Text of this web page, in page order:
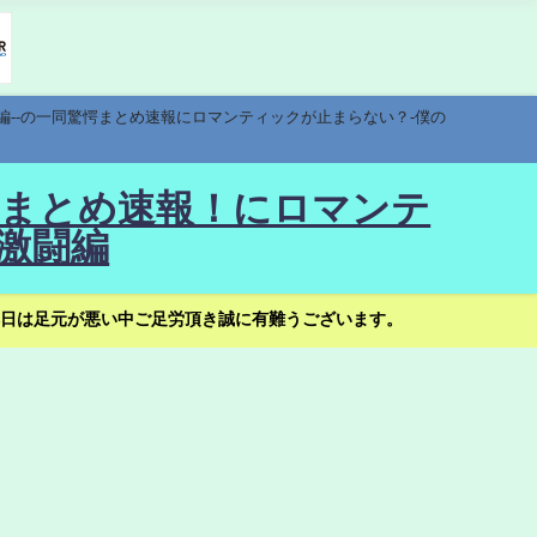
の一同驚愕まとめ速報にロマンティックが止まらない？-僕の
とめ速報！にロマンテ
闘編
足元が悪い中ご足労頂き誠に有難うございます。